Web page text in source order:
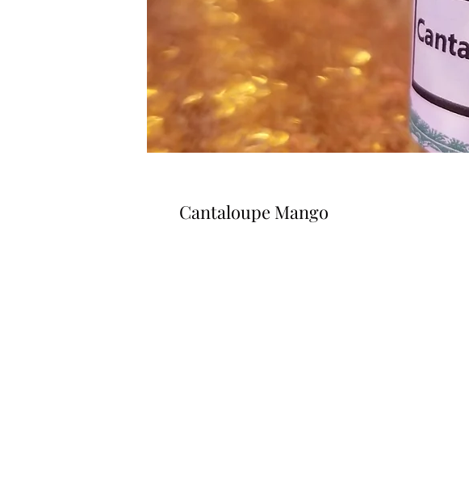
Cantaloupe Mango